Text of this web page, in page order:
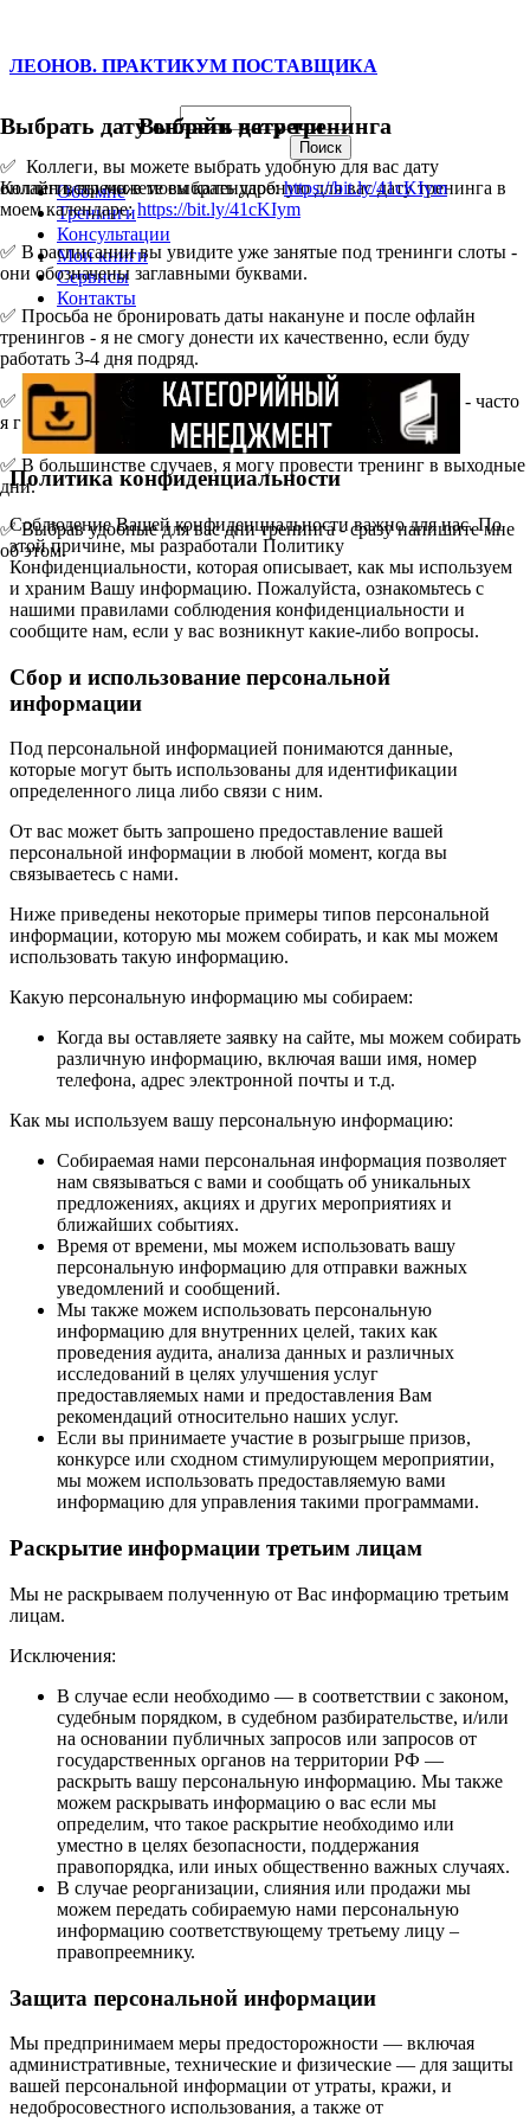
ЛЕОНОВ. ПРАКТИКУМ ПОСТАВЩИКА
Обо мне
Тренинги
Консультации
Мои книги
Сервисы
Контакты
Выбрать дату тренинга
Коллеги, вы можете выбрать удобную для вас дату тренинга в
моем календаре:https://bit.ly/41cKIym
✅ В расписании вы увидите уже занятые под тренинги слоты -
они обозначены заглавными буквами.
✅ Просьба не бронировать даты накануне и после офлайн
тренингов - я не смогу донести их качественно, если буду
работать 3-4 дня подряд.
✅ Если вы увидите в расписании встречи (не тренинги) - часто
я готов их отменить ради тренинга.
✅ В большинстве случаев, я могу провести тренинг в выходные
дни.
✅ Выбрав удобные для вас дни тренинга - сразу напишите мне
об этом.
Выбрать дату онлайн встречи
✅ Коллеги, вы можете выбрать удобную для вас дату
онлайн встречи в моем календаре:https://bit.ly/41cKIym
Политика конфиденциальности
Соблюдение Вашей конфиденциальности важно для нас. По
этой причине, мы разработали Политику
Конфиденциальности, которая описывает, как мы используем
и храним Вашу информацию. Пожалуйста, ознакомьтесь с
нашими правилами соблюдения конфиденциальности и
сообщите нам, если у вас возникнут какие-либо вопросы.
Сбор и использование персональной
информации
Под персональной информацией понимаются данные,
которые могут быть использованы для идентификации
определенного лица либо связи с ним.
От вас может быть запрошено предоставление вашей
персональной информации в любой момент, когда вы
связываетесь с нами.
Ниже приведены некоторые примеры типов персональной
информации, которую мы можем собирать, и как мы можем
использовать такую информацию.
Какую персональную информацию мы собираем:
Когда вы оставляете заявку на сайте, мы можем собирать
различную информацию, включая ваши имя, номер
телефона, адрес электронной почты и т.д.
Как мы используем вашу персональную информацию:
Собираемая нами персональная информация позволяет
нам связываться с вами и сообщать об уникальных
предложениях, акциях и других мероприятиях и
ближайших событиях.
Время от времени, мы можем использовать вашу
персональную информацию для отправки важных
уведомлений и сообщений.
Мы также можем использовать персональную
информацию для внутренних целей, таких как
проведения аудита, анализа данных и различных
исследований в целях улучшения услуг
предоставляемых нами и предоставления Вам
рекомендаций относительно наших услуг.
Если вы принимаете участие в розыгрыше призов,
конкурсе или сходном стимулирующем мероприятии,
мы можем использовать предоставляемую вами
информацию для управления такими программами.
Раскрытие информации третьим лицам
Мы не раскрываем полученную от Вас информацию третьим
лицам.
Исключения:
В случае если необходимо — в соответствии с законом,
судебным порядком, в судебном разбирательстве, и/или
на основании публичных запросов или запросов от
государственных органов на территории РФ —
раскрыть вашу персональную информацию. Мы также
можем раскрывать информацию о вас если мы
определим, что такое раскрытие необходимо или
уместно в целях безопасности, поддержания
правопорядка, или иных общественно важных случаях.
В случае реорганизации, слияния или продажи мы
можем передать собираемую нами персональную
информацию соответствующему третьему лицу –
правопреемнику.
Защита персональной информации
Мы предпринимаем меры предосторожности — включая
административные, технические и физические — для защиты
вашей персональной информации от утраты, кражи, и
недобросовестного использования, а также от